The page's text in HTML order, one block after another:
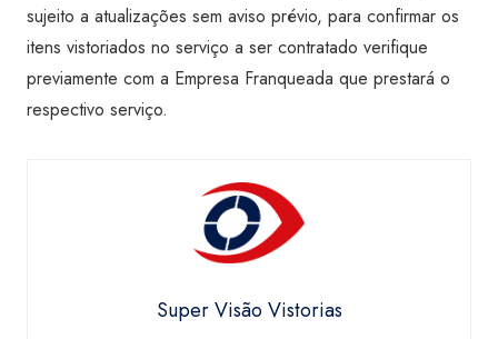
sujeito a atualizações sem aviso prévio, para confirmar os
itens vistoriados no serviço a ser contratado verifique
previamente com a Empresa Franqueada que prestará o
respectivo serviço.
Super Visão Vistorias